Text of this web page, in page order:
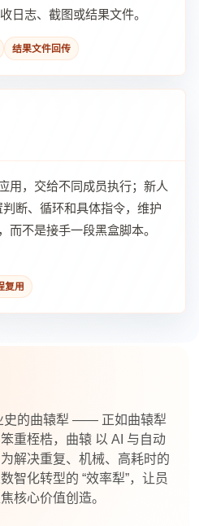
日志、截图或结果文件。
结果文件回传
用，交给不同成员执行；新人
断、循环和具体指令，维护
而不是接手一段黑盒脚本。
复用
史的曲辕犁 —— 正如曲辕犁
重桎梏，曲辕 以 AI 与自动
解决重复、机械、高耗时的
智化转型的 “效率犁”，让员
核心价值创造。